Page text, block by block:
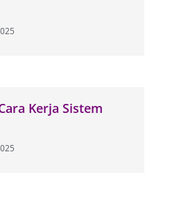
Kerja Sistem